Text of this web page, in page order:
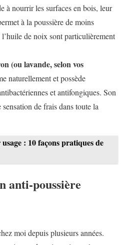
à nourrir les surfaces en bois, leur
à la poussière de moins
l’huile de noix sont particulièrement
(ou lavande, selon vos
naturellement et possède
et antifongiques. Son
de frais dans toute la
: 10 façons pratiques de
anti-poussière
moi depuis plusieurs années.